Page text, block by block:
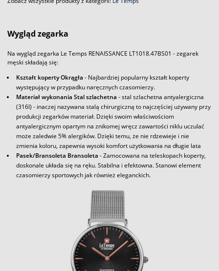
Wygląd zegarka
Na wygląd zegarka Le Temps RENAISSANCE LT1018.47BS01 - zegarek
męski składają się:
Kształt koperty Okrągła - Najbardziej popularny kształt koperty
występujący w przypadku naręcznych czasomierzy.
Materiał wykonania Stal szlachetna - stal szlachetna antyalergiczna
(316l) - inaczej nazywana stalą chirurgiczną to najczęściej używany przy
produkcji zegarków materiał. Dzięki swoim właściwościom
antyalergicznym opartym na znikomej wręcz zawartości niklu uczulać
może zaledwie 5% alergików. Dzięki temu, że nie rdzewieje i nie
zmienia koloru, zapewnia wysoki komfort użytkowania na długie lata
Pasek/Bransoleta Bransoleta - Zamocowana na teleskopach koperty,
doskonale układa się na ręku. Stabilna i efektowna. Stanowi element
czasomierzy sportowych jak również eleganckich.